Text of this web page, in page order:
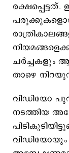
പരുക്കുകളൊന്നും
ചര്‍ച്ചകളും
താഴെ
വിഡിയോ
നടത്തിയ
വിഡിയോയും